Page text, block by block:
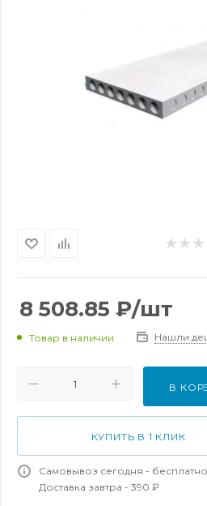
8 508.85 ₽/шт
Товар в наличии Нашли
В
КУПИТЬ В 1 КЛИК
Самовывоз сегодня - бесплатно
Доставка завтра - 390 ₽